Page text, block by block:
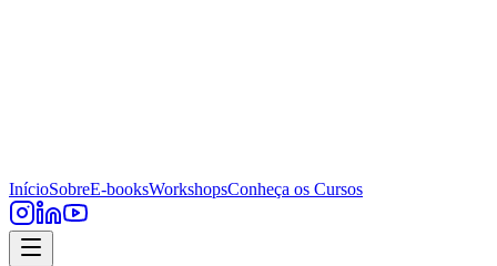
InícioSobreE-booksWorkshopsConheça os Cursos